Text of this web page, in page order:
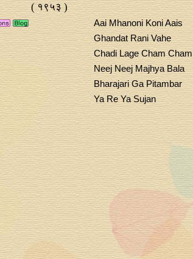
( १९५३ )
Aai Mhanoni Koni Aais
Ghandat Rani Vahe
Chadi Lage Cham Cham
Neej Neej Majhya Bala
Bharajari Ga Pitambar
Ya Re Ya Sujan